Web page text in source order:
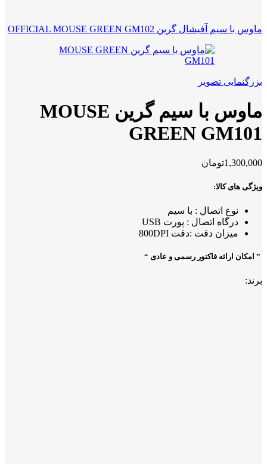
ماوس با سیم آفیشال گرین OFFICIAL MOUSE GREEN GM102
بزرگنمایی تصویر
ماوس با سیم گرین MOUSE
GREEN GM101
1,300,000تومان
ویژگی های کالا:
نوع اتصال : با سیم
درگاه اتصال : پورت USB
میزان دقت :دقت 800DPI
” امکان ارائه فاکتور رسمی و عادی “
برند: